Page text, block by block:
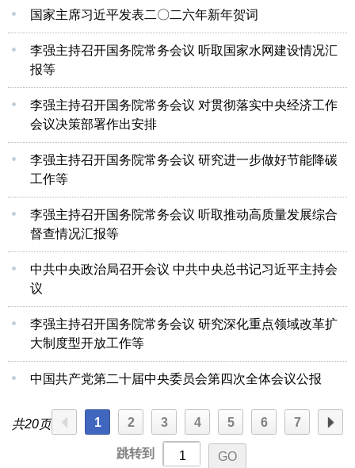
国家主席习近平发表二〇二六年新年贺词
李强主持召开国务院常务会议 听取国家水网建设情况汇
报等
李强主持召开国务院常务会议 对贯彻落实中央经济工作
会议决策部署作出安排
李强主持召开国务院常务会议 研究进一步做好节能降碳
工作等
李强主持召开国务院常务会议 听取推动高质量发展综合
督查情况汇报等
中共中央政治局召开会议 中共中央总书记习近平主持会
议
李强主持召开国务院常务会议 研究深化重点领域改革扩
大制度型开放工作等
中国共产党第二十届中央委员会第四次全体会议公报
共20页 1 2 3 4 5 6 7
跳转到